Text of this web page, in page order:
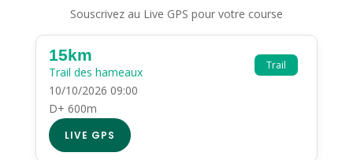
Souscrivez au Live GPS pour votre course
Trail
15km
Trail des hameaux
10/10/2026 09:00
D+ 600m
LIVE GPS